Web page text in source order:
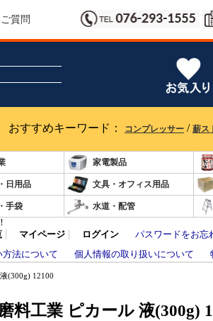
質問
おすすめキーワード： コンプレッサー / 薪ス
家電製品
日用品 文具・オフィス用品
手袋 水道・配管
マイページ ログイン
パスワードをお忘
法について
個人情報の取り扱いについて
(300g) 12100
料工業 ピカール 液(300g)